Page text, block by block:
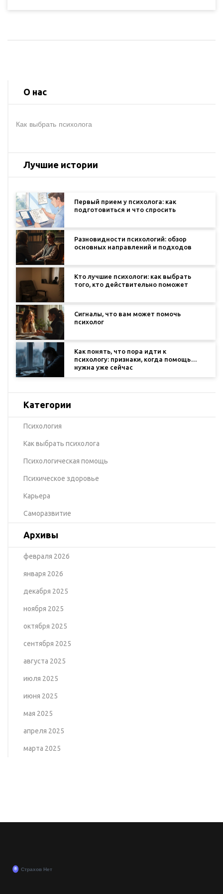
направлено на разработку теорий, которые могут
О нас
Как выбрать психолога
Лучшие истории
Первый прием у психолога: как
подготовиться и что спросить
Разновидности психологий: обзор
основных направлений и подходов
Кто лучшие психологи: как выбрать
того, кто действительно поможет
Сигналы, что вам может помочь
психолог
Как понять, что пора идти к
психологу: признаки, когда помощь
нужна уже сейчас
Категории
Психология
Как выбрать психолога
Психологическая помощь
Психическое здоровье
Карьера
Саморазвитие
Архивы
февраля 2026
января 2026
декабря 2025
ноября 2025
октября 2025
сентября 2025
августа 2025
июля 2025
июня 2025
мая 2025
апреля 2025
марта 2025